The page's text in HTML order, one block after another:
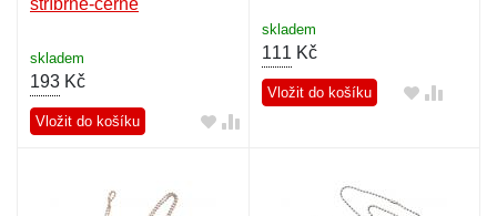
stříbrné-černé
skladem
193 Kč
Vložit do košíku
skladem
111Kč
Vložit do košíku